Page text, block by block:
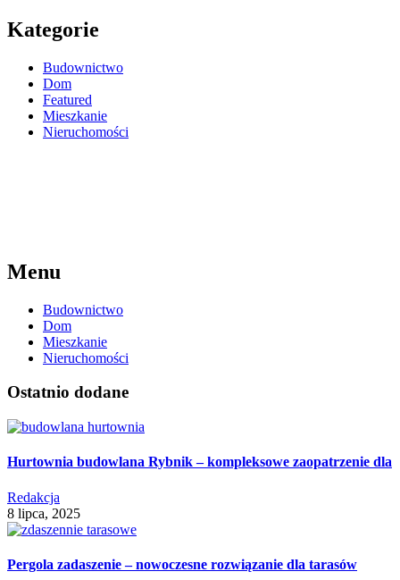
Kategorie
Budownictwo
Dom
Featured
Mieszkanie
Nieruchomości
Menu
Budownictwo
Dom
Mieszkanie
Nieruchomości
Ostatnio dodane
Hurtownia budowlana Rybnik – kompleksowe zaopatrzenie dla
Redakcja
8 lipca, 2025
Pergola zadaszenie – nowoczesne rozwiązanie dla tarasów